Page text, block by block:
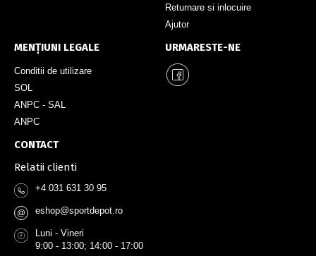
Returnare si inlocuire
Ajutor
MENȚIUNI LEGALE
Conditii de utilizare
SOL
ANPC - SAL
ANPC
URMARESTE-NE
CONTACT
Relatii clienti
+4 031 631 30 95
@ eshop@sportdepot.ro
Luni - Vineri
9:00 - 13:00; 14:00 - 17:00